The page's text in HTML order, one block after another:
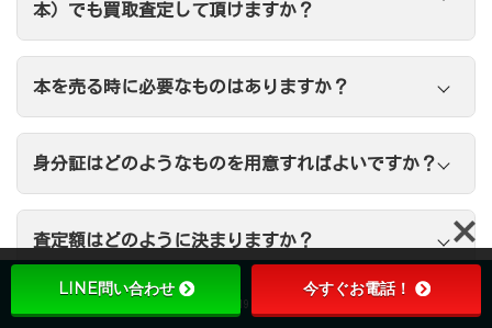
本）でも買取査定して頂けますか？
本を売る時に必要なものはありますか？
身分証はどのようなものを用意すればよいですか？
査定額はどのように決まりますか？
出張買取に来てもらう前に、電話、メール、LINEで
10:00-19:00
LINE問い合わせ 今すぐお電話！